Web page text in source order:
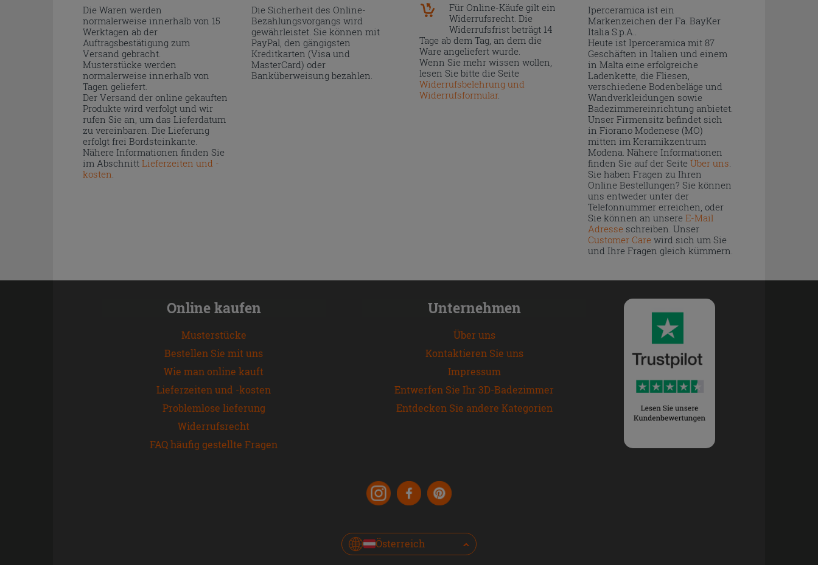
Die Waren werden
normalerweise innerhalb von 15
Werktagen ab der
Auftragsbestätigung zum
Versand gebracht.
Musterstücke werden
normalerweise innerhalb von
Tagen geliefert.
Der Versand der online gekauften
Produkte wird verfolgt und wir
rufen Sie an, um das Lieferdatum
zu vereinbaren. Die Lieferung
erfolgt frei Bordsteinkante.
Nähere Informationen finden Sie
im Abschnitt Lieferzeiten und -
kosten
Die Sicherheit des Online-
Bezahlungsvorgangs wird
gewährleistet. Sie können mit
PayPal, den gängigsten
Kreditkarten (Visa und
MasterCard) oder
Banküberweisung bezahlen.
Für Online-Käufe gilt ein
Widerrufsrecht. Die
Widerrufsfrist beträgt 14
Tage ab dem Tag, an dem die
Ware angeliefert wurde.
Wenn Sie mehr wissen wollen,
lesen Sie bitte die Seite
Widerrufsbelehrung und
Widerrufsformular.
Iperceramica ist ein
Markenzeichen der Fa. BayKer
Italia S.p.A..
Heute ist Iperceramica mit 87
Geschäften in Italien und einem
in Malta eine erfolgreiche
Ladenkette, die Fliesen,
verschiedene Bodenbeläge und
Wandverkleidungen sowie
Badezimmereinrichtung anbietet.
Unser Firmensitz befindet sich
in Fiorano Modenese (MO)
mitten im Keramikzentrum
Modena. Nähere Informationen
finden Sie auf der Seite Über uns
Sie haben Fragen zu Ihren
Online Bestellungen? Sie können
uns entweder unter der
Telefonnummer erreichen, oder
Sie können an unsere E-Mail
Adresseschreiben. Unser
Customer Carewird sich um Sie
und Ihre Fragen gleich kümmern.
Online kaufen
Musterstücke
Bestellen Sie mit uns
Wie man online kauft
Lieferzeiten und -kosten
Problemlose lieferung
Widerrufsrecht
FAQ häufig gestellte Fragen
Unternehmen
Über uns
Kontaktieren Sie uns
Impressum
Entwerfen Sie Ihr 3D-Badezimmer
Entdecken Sie andere Kategorien
Österreich